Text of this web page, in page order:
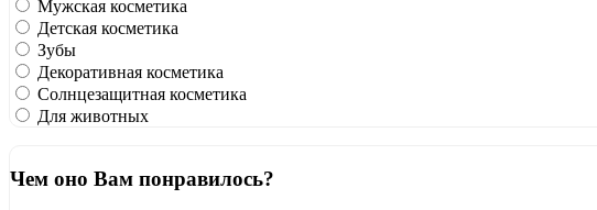
Мужская косметика
Детская косметика
Зубы
Декоративная косметика
Солнцезащитная косметика
Для животных
Чем оно Вам понравилось?